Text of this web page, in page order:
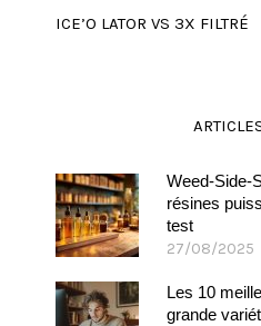
ICE’O LATOR VS 3X FILTRÉ
Weed-Side-
résines
test
27/08/2025
Les 10
grande